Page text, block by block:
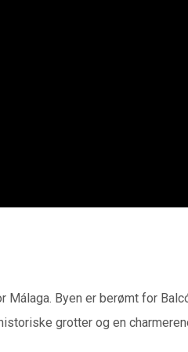
Byen er berømt for
grotter og en